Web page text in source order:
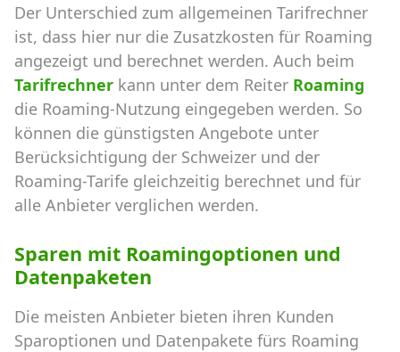
Der Unterschied zum allgemeinen Tarifrechner
ist, dass hier nur die Zusatzkosten für Roaming
angezeigt und berechnet werden. Auch beim
Tarifrechner kann unter dem Reiter Roaming
die Roaming-Nutzung eingegeben werden. So
können die günstigsten Angebote unter
Berücksichtigung der Schweizer und der
Roaming-Tarife gleichzeitig berechnet und für
alle Anbieter verglichen werden.
Sparen mit Roamingoptionen und
Datenpaketen
Die meisten Anbieter bieten ihren Kunden
Sparoptionen und Datenpakete fürs Roaming